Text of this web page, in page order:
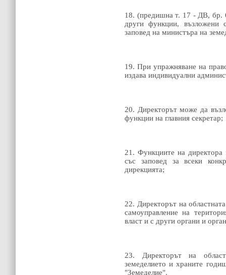
18. (предишна т. 17 - ДВ, бр.
други функции, възложени
заповед на министъра на
19. При упражняване на
издава индивидуални
20. Директорът може да
функции на главния секретар;
21. Функциите на директора
със заповед за всеки
дирекцията;
22. Директорът на
самоуправление на
власт и с други органи и
23. Директорът на
земеделието и храните
"Земеделие".